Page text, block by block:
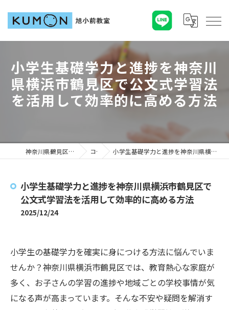
小学生基礎学力と進捗を神奈川
県横浜市鶴見区で公文式学習法
を活用して効率的に高める方法
神奈川県鶴見区の塾ならKUMON旭小前教室 コラム 小学生基礎学力と進捗を神奈川県横浜市鶴見区で公文式学習法を活用して効率的に高める方法
小学生基礎学力と進捗を神奈川県横浜市鶴見区で
公文式学習法を活用して効率的に高める方法
2025/12/24
小学生の基礎学力を確実に身につける方法に悩んでいま
せんか？神奈川県横浜市鶴見区では、教育熱心な家庭が
多く、お子さんの学習の進捗や地域ごとの学校事情が気
になる声が高まっています。そんな不安や疑問を解消す